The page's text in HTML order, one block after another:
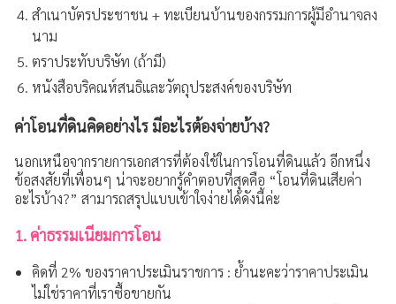
สำเนาบัตรประชาชน + ทะเบียนบ้านของกรรมการผู้มีอำนาจลง
นาม
ตราประทับบริษัท (ถ้ามี)
หนังสือบริคณห์สนธิและวัตถุประสงค์ของบริษัท
ค่าโอนที่ดินคิดอย่างไร มีอะไรต้องจ่ายบ้าง?
นอกเหนือจากรายการเอกสารที่ต้องใช้ในการโอนที่ดินแล้ว อีกหนึ่ง
ข้อสงสัยที่เพื่อนๆ น่าจะอยากรู้คำตอบที่สุดคือ “โอนที่ดินเสียค่า
อะไรบ้าง?” สามารถสรุปแบบเข้าใจง่ายได้ดังนี้ค่ะ
1. ค่าธรรมเนียมการโอน
คิดที่ 2% ของราคาประเมินราชการ : ย้ำนะคะว่าราคาประเมิน
ไม่ใช่ราคาที่เราซื้อขายกัน